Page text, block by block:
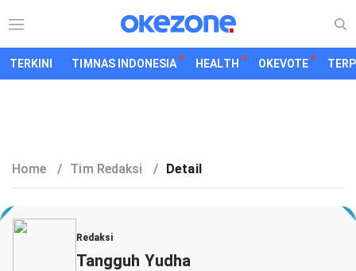
TERKINI TIMNAS INDONESIA HEALTH OKEVOTE
Home / Tim Redaksi / Detail
Redaksi
Tangguh Yudha